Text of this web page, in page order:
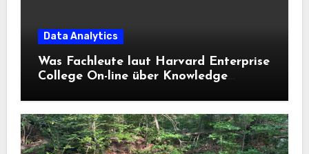
Data Analytics
Was Fachleute laut Harvard Enterprise
College On-line über Knowledge